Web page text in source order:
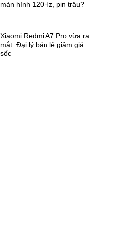
màn hình 120Hz, pin trâu?
Xiaomi Redmi A7 Pro vừa ra
mắt: Đại lý bán lẻ giảm giá
sốc